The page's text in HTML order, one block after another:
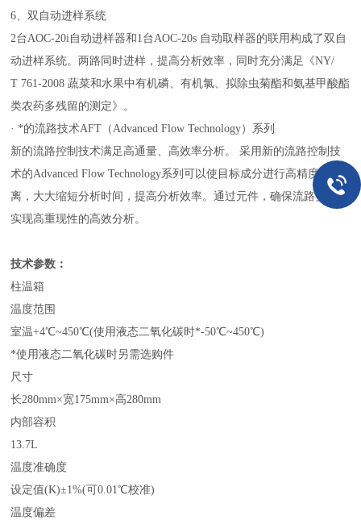
6、双自动进样系统
2台AOC-20i自动进样器和1台AOC-20s 自动取样器的联用构成了双自
动进样系统。两路同时进样，提高分析效率，同时充分满足《NY/
T 761-2008 蔬菜和水果中有机磷、有机氯、拟除虫菊酯和氨基甲酸酯
类农药多残留的测定》。
· *的流路技术AFT（Advanced Flow Technology）系列
新的流路控制技术满足高通量、高效率分析。 采用新的流路控制技
术的Advanced Flow Technology系列可以使目标成分进行高精度的分
离，大大缩短分析时间，提高分析效率。通过元件，确保流路变更，
实现高重现性的高效分析。
技术参数：
柱温箱
温度范围
室温+4℃~450℃(使用液态二氧化碳时*-50℃~450℃)
*使用液态二氧化碳时另需选购件
尺寸
长280mm×宽175mm×高280mm
内部容积
13.7L
温度准确度
设定值(K)±1%(可0.01℃校准)
温度偏差